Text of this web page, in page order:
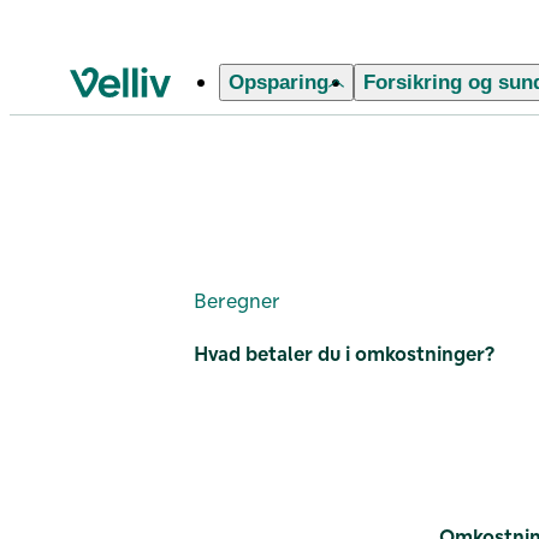
Velliv startside
Opsparing Forsikring og
Hvad betaler du i omkostninger?
Beregner